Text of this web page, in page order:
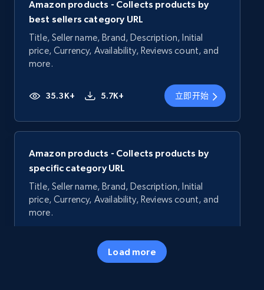
Amazon products - Collects products by
best sellers category URL
Title, Seller name, Brand, Description, Initial
price, Currency, Availability, Reviews count, and
more.
35.3K+ 5.7K+ 立即开始
Amazon products - Collects products by
specific category URL
Title, Seller name, Brand, Description, Initial
price, Currency, Availability, Reviews count, and
more.
5.7K+
Load more